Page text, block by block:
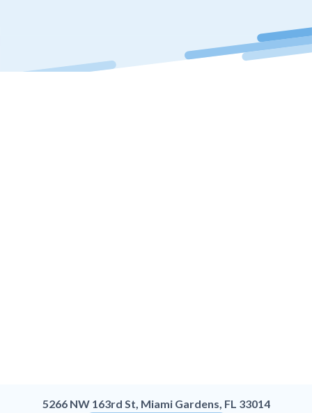
5266 NW 163rd St, Miami Gardens, FL 33014